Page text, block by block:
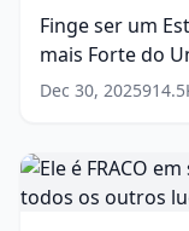
é
Fraco
(15
Pobre,
Mas
é
o
mais
Forte
do
Finge ser um
mais Forte do
Dec 30, 2025
Ele
é
FRACO